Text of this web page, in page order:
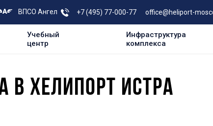
ВПСО Ангел +7 (495) 77-000-77 office@heliport-
Учебный
центр
Инфраструктура
комплекса
ХЕЛИПОРТ ИСТРА